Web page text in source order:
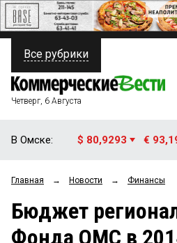
ПОЛИТИКА
ФИНАНСЫ
ОБЩЕСТВО
ЗАКОН
Все рубрики
Четверг, 6 Августа
В Омске: $ 80,9293 €
Главная → Новости → Финансы
Бюджет
Фонда ОМС в